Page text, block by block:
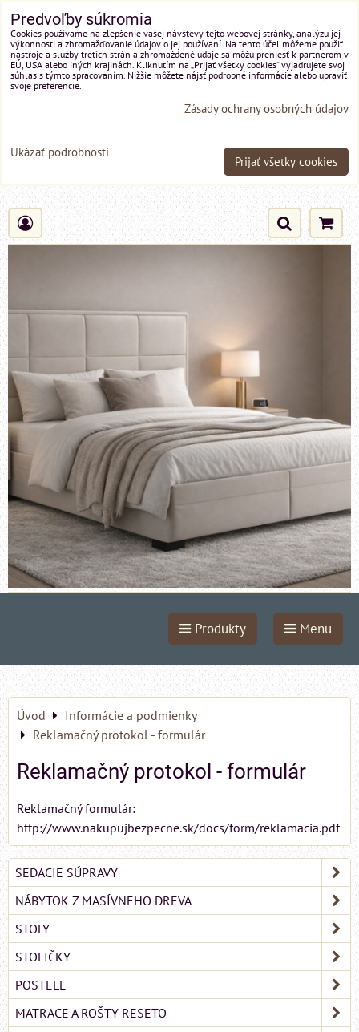
Produkty Menu
Úvod
Informácie a podmienky
Reklamačný protokol - formulár
Reklamačný protokol - formulár
Reklamačný formulár:
http://www.nakupujbezpecne.sk/docs/form/reklamacia.pdf
SEDACIE SÚPRAVY
NÁBYTOK Z MASÍVNEHO DREVA
STOLY
STOLIČKY
POSTELE
MATRACE A ROŠTY RESETO
Predvoľby súkromia
Cookies používame na zlepšenie vašej návštevy tejto webovej stránky, analýzu jej
výkonnosti a zhromažďovanie údajov o jej používaní. Na tento účel môžeme použiť
nástroje a služby tretích strán a zhromaždené údaje sa môžu preniesť k partnerom v
EÚ, USA alebo iných krajinách. Kliknutím na „Prijať všetky cookies“ vyjadrujete svoj
súhlas s týmto spracovaním. Nižšie môžete nájsť podrobné informácie alebo upraviť
svoje preferencie.
Zásady ochrany osobných údajov
Ukázať podrobnosti
Prijať všetky cookies